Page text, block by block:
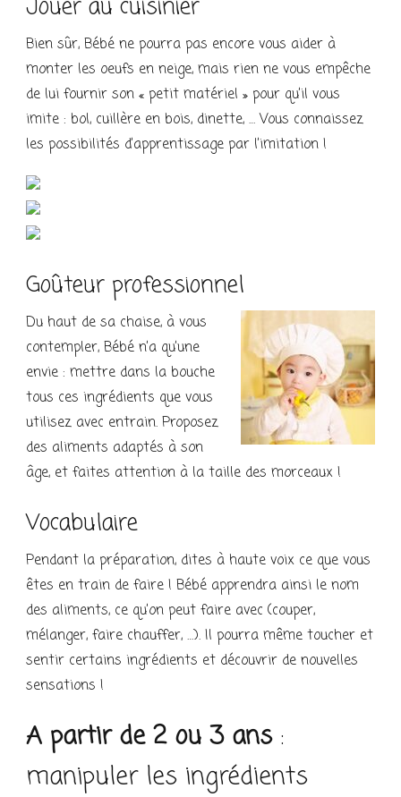
Jouer au cuisinier
Bien sûr, Bébé ne pourra pas encore vous aider à
monter les oeufs en neige, mais rien ne vous empêche
de lui fournir son « petit matériel » pour qu’il vous
imite : bol, cuillère en bois, dinette, … Vous connaissez
les possibilités d’apprentissage par l’imitation !
Goûteur professionnel
Du haut de sa chaise, à vous
contempler, Bébé n’a qu’une
envie : mettre dans la bouche
tous ces ingrédients que vous
utilisez avec entrain. Proposez
des aliments adaptés à son
âge, et faites attention à la taille des morceaux !
Vocabulaire
Pendant la préparation, dites à haute voix ce que vous
êtes en train de faire ! Bébé apprendra ainsi le nom
des aliments, ce qu’on peut faire avec (couper,
mélanger, faire chauffer, …). Il pourra même toucher et
sentir certains ingrédients et découvrir de nouvelles
sensations !
A partir de 2 ou 3 ans:
manipuler les ingrédients